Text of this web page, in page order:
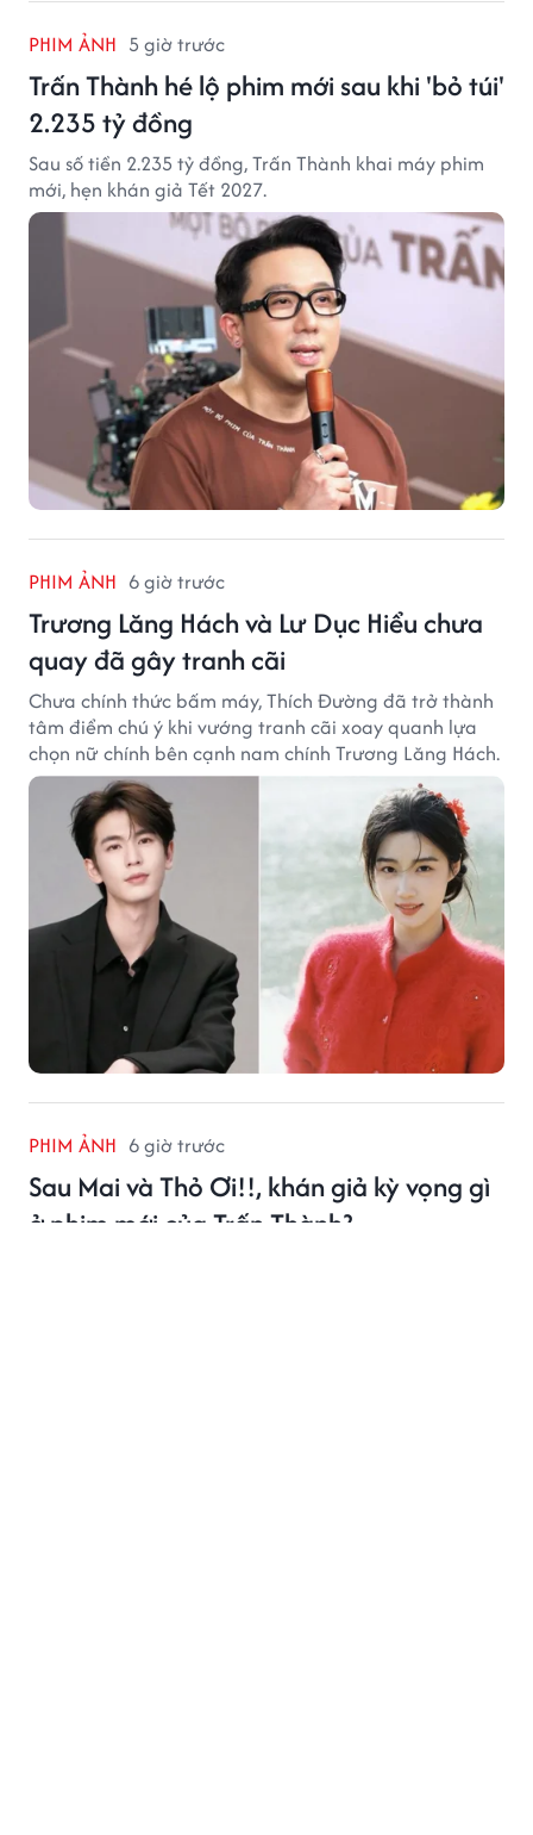
PHIM ẢNH 5 giờ trước
Trấn Thành hé lộ phim mới sau khi 'bỏ túi'
2.235 tỷ đồng
Sau số tiền 2.235 tỷ đồng, Trấn Thành khai máy phim
mới, hẹn khán giả Tết 2027.
PHIM ẢNH 6 giờ trước
Trương Lăng Hách và Lư Dục Hiểu chưa
quay đã gây tranh cãi
Chưa chính thức bấm máy, Thích Đường đã trở thành
tâm điểm chú ý khi vướng tranh cãi xoay quanh lựa
chọn nữ chính bên cạnh nam chính Trương Lăng Hách.
PHIM ẢNH 6 giờ trước
Sau Mai và Thỏ Ơi!!, khán giả kỳ vọng gì
ở phim mới của Trấn Thành?